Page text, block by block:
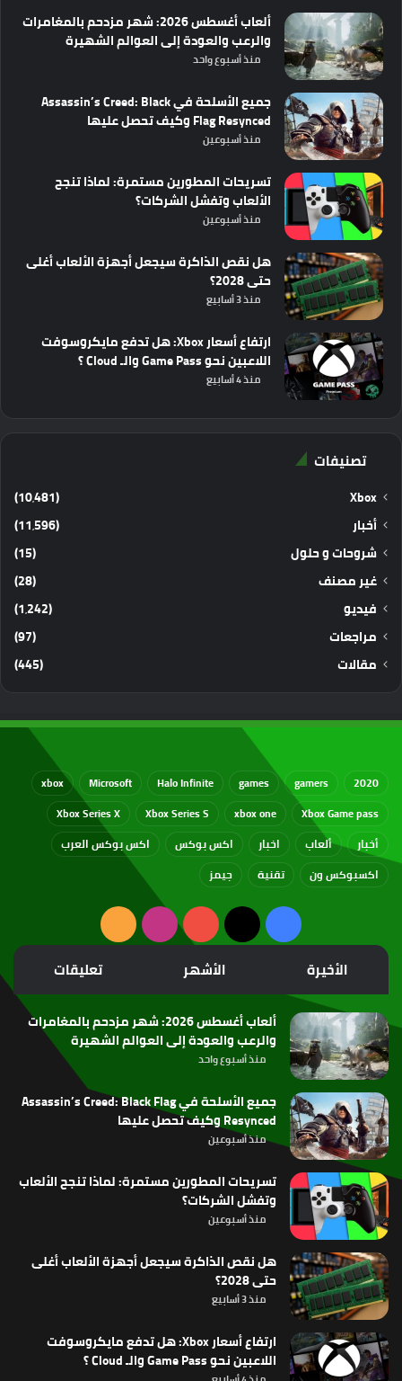
ألعاب أغسطس 2026: شهر مزدحم بالمغامرات
والرعب والعودة إلى العوالم الشهيرة
منذ أسبوع واحد
جميع الأسلحة في Assassin’s Creed: Black
Flag Resynced وكيف تحصل عليها
منذ أسبوعين
تسريحات المطورين مستمرة: لماذا تنجح
الألعاب وتفشل الشركات؟
منذ أسبوعين
هل نقص الذاكرة سيجعل أجهزة الألعاب أغلى
حتى 2028؟
منذ 3 أسابيع
ارتفاع أسعار Xbox: هل تدفع مايكروسوفت
اللاعبين نحو Game Pass والـ Cloud ؟
منذ 4 أسابيع
تصنيفات
Xbox
(10٬481)
أخبار
(11٬596)
شروحات و حلول
(15)
غير مصنف
(28)
فيديو
(1٬242)
مراجعات
(97)
مقالات
(445)
2020
gamers
games
Halo Infinite
Microsoft
xbox
Xbox Game pass
xbox one
Xbox Series S
Xbox Series X
أخبار
ألعاب اخبار اكس بوكس
اكس بوكس العرب
اكسبوكس ون
تقنية جيمز
فيسبوك
‫X
‫YouTubeانستقرامملخص
الموقع
RSS
الأخيرة الأشهر تعليقات
ألعاب أغسطس 2026: شهر مزدحم بالمغامرات
والرعب والعودة إلى العوالم الشهيرة
منذ أسبوع واحد
جميع الأسلحة في Assassin’s Creed: Black Flag
Resynced وكيف تحصل عليها
منذ أسبوعين
تسريحات المطورين مستمرة: لماذا تنجح الألعاب
وتفشل الشركات؟
منذ أسبوعين
هل نقص الذاكرة سيجعل أجهزة الألعاب أغلى
حتى 2028؟
منذ 3 أسابيع
ارتفاع أسعار Xbox: هل تدفع مايكروسوفت
اللاعبين نحو Game Pass والـ Cloud ؟